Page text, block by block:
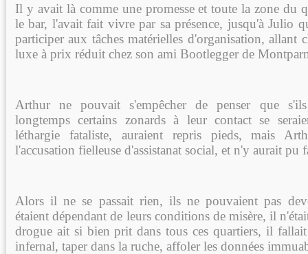
Il y avait là comme une promesse et toute la zone du
le bar, l'avait fait vivre par sa présence, jusqu'à Julio
participer aux tâches matérielles d'organisation, allant
luxe à prix réduit chez son ami Bootlegger de
Arthur ne pouvait s'empêcher de penser que
longtemps certains zonards à leur contact se
léthargie fataliste, auraient repris pieds, mais
l'accusation fielleuse d'assistanat social, et n'y aurait pu
Alors il ne se passait rien, ils ne pouvaient pas
étaient dépendant de leurs conditions de misère, il
drogue ait si bien prit dans tous ces quartiers, il
infernal, taper dans la ruche, affoler les données